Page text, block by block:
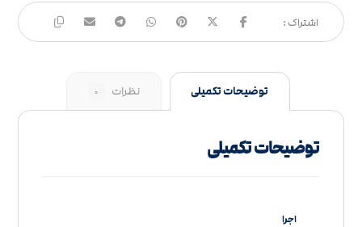
توضیحات تکمیلی نظرات ۰
توضیحات تکمیلی
اجرا